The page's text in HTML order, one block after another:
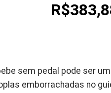
sem pedal pode ser
emborrachadas no